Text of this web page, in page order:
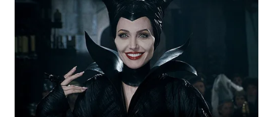
WAHANA
HEALTH
WAHANA
WISATA
LAPAK